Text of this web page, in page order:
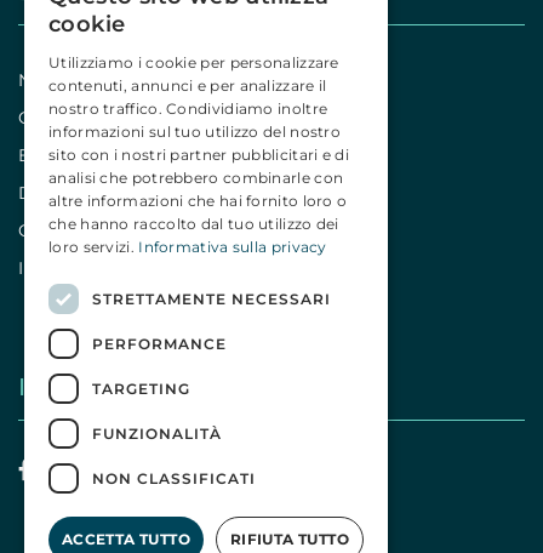
Notizie
Comunicati
Editoriali
Dicono di noi
Campagne
Iniziative
I nostri social
cookie
Utilizziamo i cookie per personalizzare
contenuti, annunci e per analizzare il
nostro traffico. Condividiamo inoltre
informazioni sul tuo utilizzo del nostro
sito con i nostri partner pubblicitari e di
analisi che potrebbero combinarle con
altre informazioni che hai fornito loro o
che hanno raccolto dal tuo utilizzo dei
loro servizi. Informativa sulla privacy
STRETTAMENTE NECESSARI
PERFORMANCE
TARGETING
FUNZIONALITÀ
NON CLASSIFICATI
ACCETTA TUTTO RIFIUTA TUTTO